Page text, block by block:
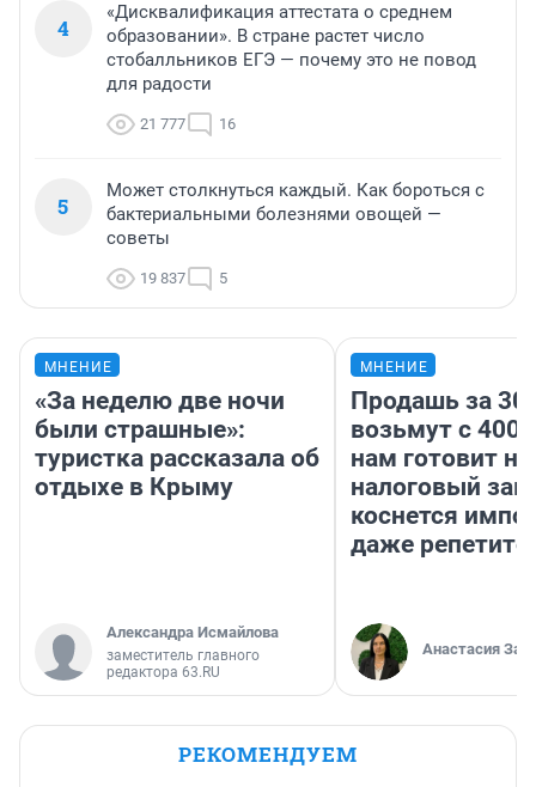
4
«Дисквалификация аттестата о среднем
образовании». В стране растет число
стобалльников ЕГЭ — почему это не повод
для радости
21 777 16
5
Может столкнуться каждый. Как бороться с
бактериальными болезнями овощей —
советы
19 837 5
МНЕНИЕ
«За неделю две ночи
были страшные»:
туристка рассказала об
отдыхе в Крыму
Александра Исмайлова
заместитель главного
редактора 63.RU
МНЕНИЕ
Продашь за
возьмут с
нам готовит
налоговый
коснется
даже
Анастасия
РЕКОМЕНДУЕМ